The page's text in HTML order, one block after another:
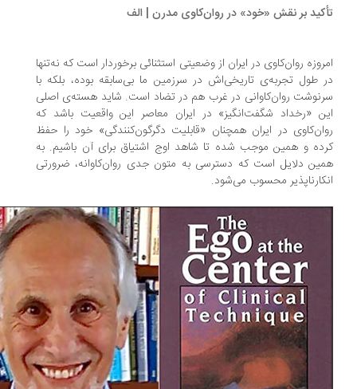
بر نقش «خود» در روان‌کاوی مدرن | الف
روان‌کاوی در ایران از وضعیتی استثنائی برخوردار است که نه‌تنها
طول تجربه‌ی تاریخی‌اش در سرزمین ما بی‌سابقه بوده، بلکه با
روان‌کاوانی در غرب هم در تضاد است. شاید هسته‌ی اصلی
«رخداد شگفت‌انگیز» در ایران معاصر این واقعیت باشد که
در ایران همچنان «قابلیت دگرگون‌کنندگی» خود را حفظ
و همین موجب شده تا شاهد اوج اشتیاق برای آن باشیم. به
دلایل است که دسترسی به متون جدی روان‌کاوانه، ضرورتی
محسوب می‌شود.